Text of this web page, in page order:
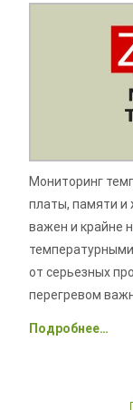
Мониторинг
платы, памяти и
важен и крайне
от серьезных
перегревом
Подробнее…